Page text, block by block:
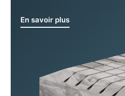
En savoir plus